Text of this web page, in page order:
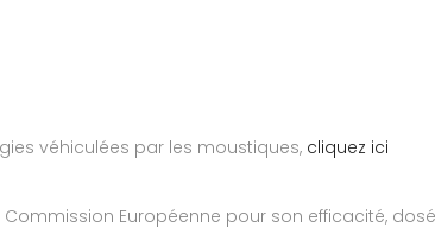
véhiculées par les moustiques, cliquez ici
Commission Européenne pour son efficacité,